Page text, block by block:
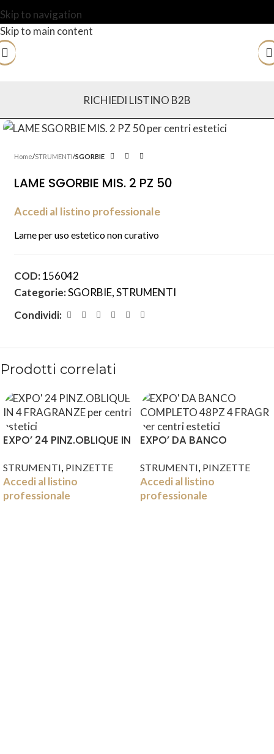
Skip to navigation
Skip to main content
RICHIEDI LISTINO B2B
Home STRUMENTI SGORBIE
LAME SGORBIE MIS. 2 PZ 50
Accedi al listino professionale
Lame per uso estetico non curativo
COD:156042
Categorie:SGORBIE,STRUMENTI
Condividi:
Prodotti correlati
EXPO’ 24 PINZ.OBLIQUE IN
STRUMENTI, PINZETTE
Accedi al listino
professionale
EXPO’ DA BANCO
STRUMENTI, PINZETTE
Accedi al listino
professionale